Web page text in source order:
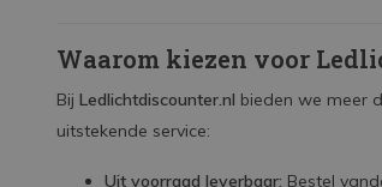
Waarom kiezen voor
Bij Ledlichtdiscounter.nl bieden we meer
uitstekende service:
Uit voorraad leverbaar: Bestel